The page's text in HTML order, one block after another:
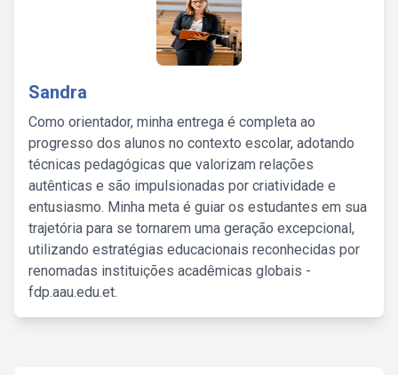
Sandra
Como orientador, minha entrega é completa ao
progresso dos alunos no contexto escolar, adotando
técnicas pedagógicas que valorizam relações
autênticas e são impulsionadas por criatividade e
entusiasmo. Minha meta é guiar os estudantes em sua
trajetória para se tornarem uma geração excepcional,
utilizando estratégias educacionais reconhecidas por
renomadas instituições acadêmicas globais -
fdp.aau.edu.et.